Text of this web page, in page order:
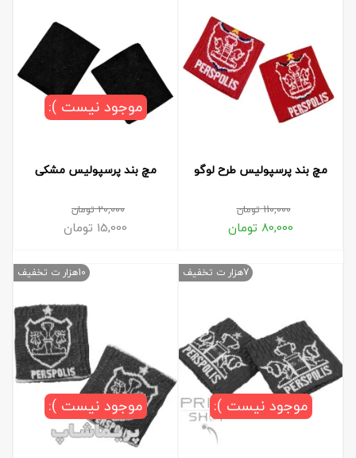
مچ بند پرسپولیس طرح لوگو
110,000تومان
80,000 تومان
مچ بند پرسپولیس مشکی
20,000تومان
15,000 تومان
موجود نیست ):
7هزار ت تخفیف
موجود نیست ):
10هزار ت تخفیف
موجود نیست ):